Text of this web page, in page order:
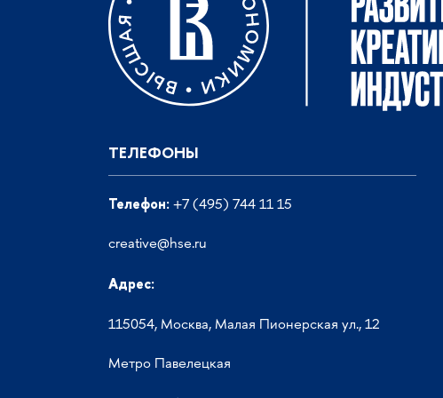
ТЕЛЕФОНЫ
Телефон: +7 (495) 744 11 15
creative@hse.ru
Адрес:
115054, Москва, Малая Пионерская ул., 12
Метро Павелецкая